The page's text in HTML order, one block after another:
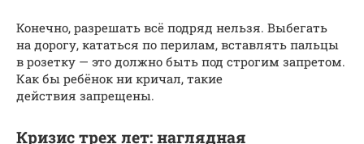
Конечно, разрешать всё подряд нельзя. Выбегать
на дорогу, кататься по перилам, вставлять пальцы
в розетку — это должно быть под строгим запретом.
Как бы ребёнок ни кричал, такие
действия запрещены.
Кризис трех лет: наглядная